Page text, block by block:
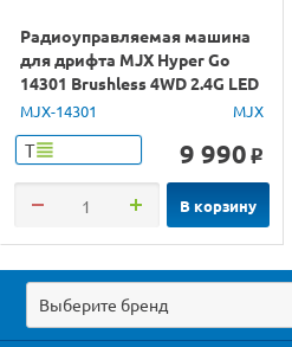
Радиоуправляемая машина
для дрифта MJX Hyper Go
14301 Brushless 4WD 2.4G LED
1/14 RTR
MJX-14301 MJX
Т 9 990 o
В корзину
Выберите бренд